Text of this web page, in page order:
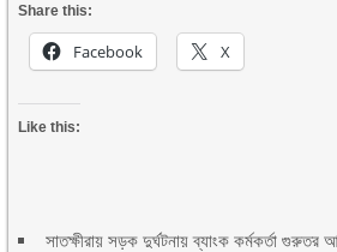
Share this:
Facebook X
Like this:
সাতক্ষীরায় সড়ক দুর্ঘটনায় ব্যাংক কর্মকর্তা গুরুতর